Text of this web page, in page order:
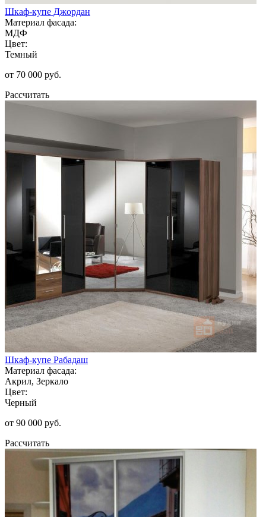
Шкаф-купе Джордан
Материал фасада:
МДФ
Цвет:
Темный
от 70 000 руб.
Рассчитать
Шкаф-купе Рабадаш
Материал фасада:
Акрил, Зеркало
Цвет:
Черный
от 90 000 руб.
Рассчитать